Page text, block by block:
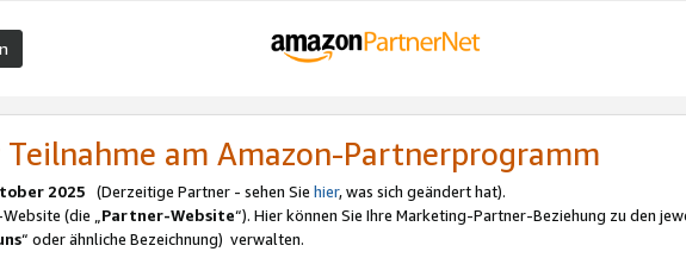
am Amazon-Partnerprogramm
2025 (Derzeitige Partner - sehen Sie hier, was sich geändert hat).
(die „Partner-Website“). Hier können Sie Ihre Marketing-Partner-Beziehung zu den
“ oder ähnliche Bezeichnung) verwalten.